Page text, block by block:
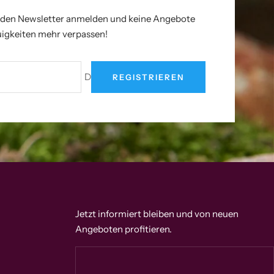
Newsletter anmelden und keine Angebote
mehr verpassen!
Deine E-MailREGISTRIEREN
Jetzt informiert bleiben und von neuen
Angeboten profitieren.